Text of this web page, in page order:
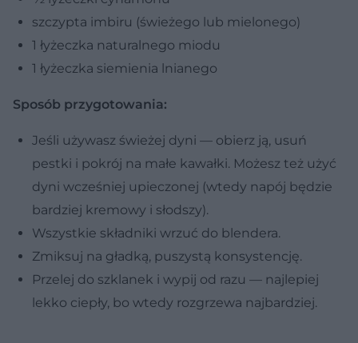
szczypta imbiru (świeżego lub mielonego)
1 łyżeczka naturalnego miodu
1 łyżeczka siemienia lnianego
Sposób przygotowania:
Jeśli używasz świeżej dyni — obierz ją, usuń
pestki i pokrój na małe kawałki. Możesz też użyć
dyni wcześniej upieczonej (wtedy napój będzie
bardziej kremowy i słodszy).
Wszystkie składniki wrzuć do blendera.
Zmiksuj na gładką, puszystą konsystencję.
Przelej do szklanek i wypij od razu — najlepiej
lekko ciepły, bo wtedy rozgrzewa najbardziej.